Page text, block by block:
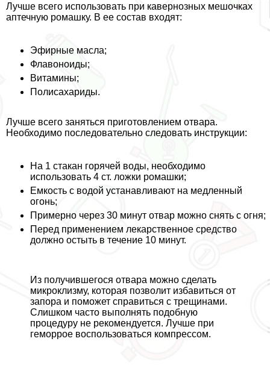
Лучше всего использовать при кавернозных мешочках
аптечную ромашку. В ее состав входят:
Эфирные масла;
Флавоноиды;
Витамины;
Полисахариды.
Лучше всего заняться приготовлением отвара.
Необходимо последовательно следовать инструкции:
На 1 стакан горячей воды, необходимо
использовать 4 ст. ложки ромашки;
Емкость с водой устанавливают на медленный
огонь;
Примерно через 30 минут отвар можно снять с огня;
Перед применением лекарственное средство
должно остыть в течение 10 минут.
Из получившегося отвара можно сделать
микроклизму, которая позволит избавиться от
запора и поможет справиться с трещинами.
Слишком часто выполнять подобную
процедуру не рекомендуется. Лучше при
геморрое воспользоваться компрессом.